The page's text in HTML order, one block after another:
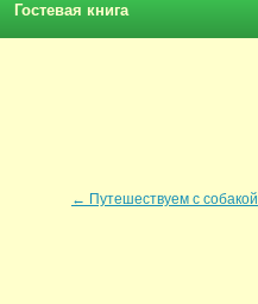
Гостевая книга
← Путешествуем с собакой